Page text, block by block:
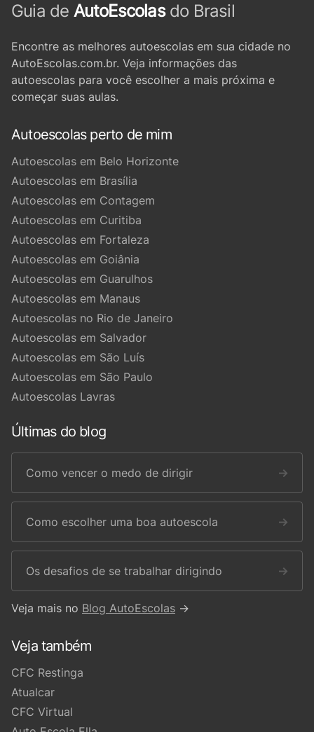
Guia de AutoEscolasdo Brasil
Encontre as melhores autoescolas em sua cidade no
AutoEscolas.com.br. Veja informações das
autoescolas para você escolher a mais próxima e
começar suas aulas.
Autoescolas perto de mim
Autoescolas em Belo Horizonte
Autoescolas em Brasília
Autoescolas em Contagem
Autoescolas em Curitiba
Autoescolas em Fortaleza
Autoescolas em Goiânia
Autoescolas em Guarulhos
Autoescolas em Manaus
Autoescolas no Rio de Janeiro
Autoescolas em Salvador
Autoescolas em São Luís
Autoescolas em São Paulo
Autoescolas Lavras
Últimas do blog
Como vencer o medo de dirigir →
Como escolher uma boa autoescola →
Os desafios de se trabalhar dirigindo →
Veja mais no Blog AutoEscolas →
Veja também
CFC Restinga
Atualcar
CFC Virtual